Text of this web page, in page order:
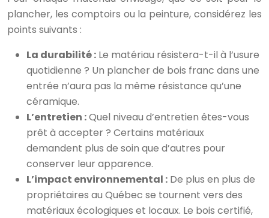
plancher, les comptoirs ou la peinture, considérez les
points suivants :
La durabilité : Le matériau résistera-t-il à l’usure
quotidienne ? Un plancher de bois franc dans une
entrée n’aura pas la même résistance qu’une
céramique.
L’entretien :Quel niveau d’entretien êtes-vous
prêt à accepter ? Certains matériaux
demandent plus de soin que d’autres pour
conserver leur apparence.
L’impact environnemental : De plus en plus de
propriétaires au Québec se tournent vers des
matériaux écologiques et locaux. Le bois certifié,